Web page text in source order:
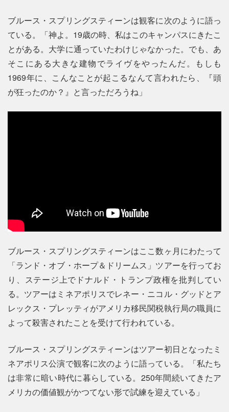
ブルース・スプリングスティーンは観客に次のように語っ
ている。「神よ。19歳の時、私はこのキャンパスにきたこ
とがある。大学に通っていたわけじゃなかった。でも、あ
そこにある大きな建物でライヴをやったんだ。もしも
1969年に、こんなことが起こるなんて言われたら、『頭
が狂ったのか？』と言っただろうね」
ブルース・スプリングスティーンはここ数ヶ月にわたって
「ランド・オブ・ホープ＆ドリームス」ツアーを行ってお
り、ステージ上でドナルド・トランプ政権を批判してい
る。ツアーはミネアポリスでレネー・ニコル・グッドとア
レックス・プレッティがアメリカ移民関税執行局の職員に
よって殺害されたことを受けて行われている。
ブルース・スプリングスティーンはツアー初日となったミ
ネアポリス公演で観客に次のように語っている。「私たち
は非常に暗い時代に暮らしている。250年間続いてきたア
メリカの価値観がかつてない形で試練を迎えている」